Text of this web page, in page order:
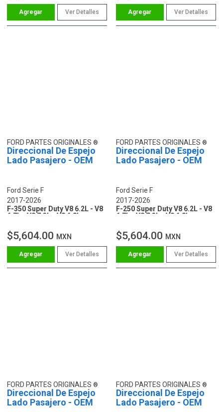
Ver Detalles Ver Detalles
FORD PARTES ORIGINALES
Direccional De Espejo
Lado Pasajero - OEM
Ford Serie F
2017-2026
F-350 Super Duty V8 6.2L - V8
6.7L - V8 7.3L - V8 6.8L
$5,604.00 MXN
Ver Detalles
FORD PARTES ORIGINALES
Direccional De Espejo
Lado Pasajero - OEM
Ford Serie F
2017-2026
F-250 Super Duty V8 6.2L - V8
6.7L - V8 7.3L - V8 6.8L
$5,604.00 MXN
Ver Detalles
FORD PARTES ORIGINALES
Direccional De Espejo
Lado Pasajero - OEM
FORD PARTES ORIGINALES
Direccional De Espejo
Lado Pasajero - OEM